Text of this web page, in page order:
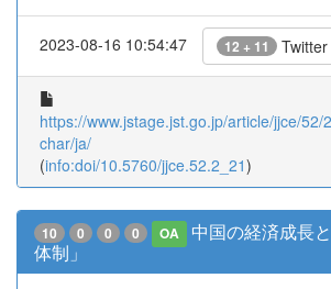
2023-08-16 10:54:47 12 + 11 Twitter
https://www.jstage.jst.go.jp/article/jjce/
char/ja/
(info:doi/10.5760/jjce.52.2_21)
10 0 0 0 OA
中国の経済成長
体制」